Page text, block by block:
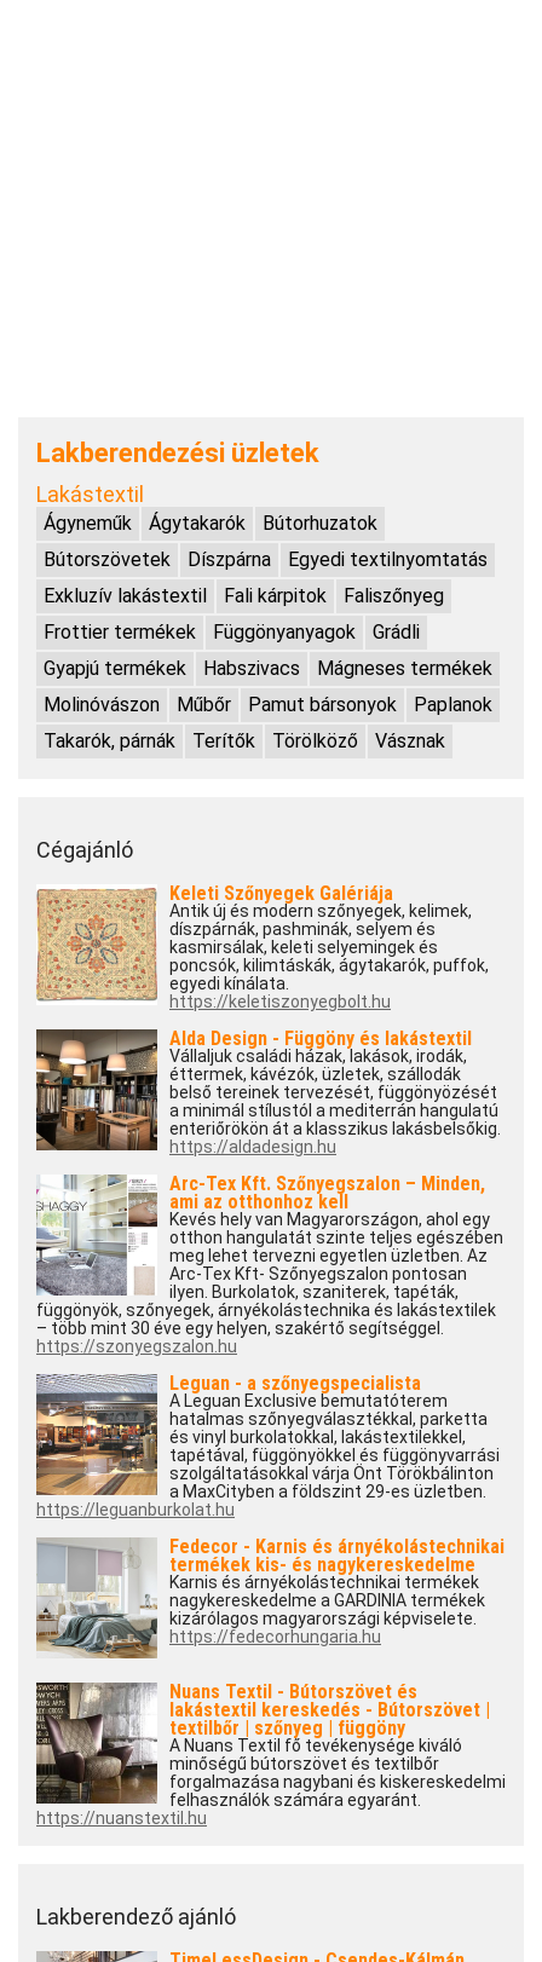
Lakberendezési üzletek
Lakástextil
Ágyneműk Ágytakarók
Bútorhuzatok
Bútorszövetek
Díszpárna
Egyedi textilnyomtatás
Exkluzív lakástextil
Fali kárpitok
Faliszőnyeg
Frottier termékek
Függönyanyagok
Grádli
Gyapjú termékek
Habszivacs
Mágneses termékek
Molinóvászon
Műbőr Pamut bársonyok
Paplanok
Takarók, párnák
Terítők Törölköző Vásznak
Cégajánló
Keleti Szőnyegek Galériája
Antik új és modern szőnyegek, kelimek,
díszpárnák, pashminák, selyem és
kasmirsálak, keleti selyemingek és
poncsók, kilimtáskák, ágytakarók, puffok,
egyedi kínálata.
https://keletiszonyegbolt.hu
Alda Design - Függöny és lakástextil
Vállaljuk családi házak, lakások, irodák,
éttermek, kávézók, üzletek, szállodák
belső tereinek tervezését, függönyözését
a minimál stílustól a mediterrán hangulatú
enteriőrökön át a klasszikus lakásbelsőkig.
https://aldadesign.hu
Arc-Tex Kft. Szőnyegszalon – Minden,
ami az otthonhoz kell
Kevés hely van Magyarországon, ahol egy
otthon hangulatát szinte teljes egészében
meg lehet tervezni egyetlen üzletben. Az
Arc-Tex Kft- Szőnyegszalon pontosan
ilyen. Burkolatok, szaniterek, tapéták,
függönyök, szőnyegek, árnyékolástechnika és lakástextilek
– több mint 30 éve egy helyen, szakértő segítséggel.
https://szonyegszalon.hu
Leguan - a szőnyegspecialista
A Leguan Exclusive bemutatóterem
hatalmas szőnyegválasztékkal, parketta
és vinyl burkolatokkal, lakástextilekkel,
tapétával, függönyökkel és függönyvarrási
szolgáltatásokkal várja Önt Törökbálinton
a MaxCityben a földszint 29-es üzletben.
https://leguanburkolat.hu
Fedecor - Karnis és árnyékolástechnikai
termékek kis- és nagykereskedelme
Karnis és árnyékolástechnikai termékek
nagykereskedelme a GARDINIA termékek
kizárólagos magyarországi képviselete.
https://fedecorhungaria.hu
Nuans Textil - Bútorszövet és
lakástextil kereskedés - Bútorszövet |
textilbőr | szőnyeg | függöny
A Nuans Textil fő tevékenysége kiváló
minőségű bútorszövet és textilbőr
forgalmazása nagybani és kiskereskedelmi
felhasználók számára egyaránt.
https://nuanstextil.hu
Lakberendező ajánló